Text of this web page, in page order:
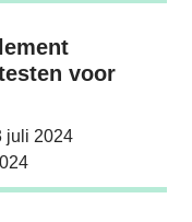
voor
juli 2024